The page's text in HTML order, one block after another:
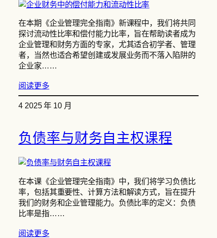
在本期《企业管理完全指南》新课程中，我们将共同
探讨流动性比率和偿付能力比率，旨在帮助读者成为
企业管理和财务方面的专家，尤其适合初学者、管理
者，当然也适合希望创建或发展业务而不落入陷阱的
企业家……
阅读更多
4 2025 年 10 月
负债率与财务自主权课程
在本课《企业管理完全指南》中，我们将学习负债比
率，包括其重要性、计算方法和解读方式，旨在提升
我们的财务和企业管理能力。负债比率的定义：负债
比率是指……
阅读更多